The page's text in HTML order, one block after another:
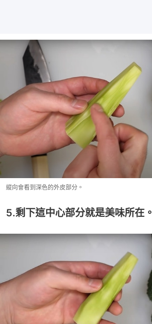
縱向會看到深色的外皮部分。
5.剩下這中心部分就是美味所在。